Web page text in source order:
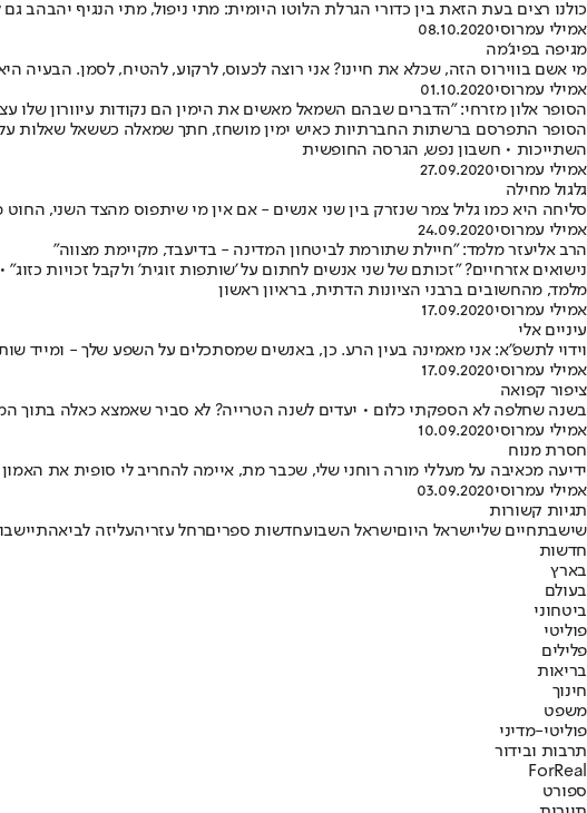
כולנו רצים בעת הזאת בין כדורי הגרלת הלוטו היומית: מתי ניפול, מתי הנגיף יהבהב גם
אמילי עמרוסי08.10.2020
מגיפה בפיג'מה
מי אשם בווירוס הזה, שכלא את חיינו? אני רוצה לכעוס, לרקוע, להטיח, לסמן. הבעיה
אמילי עמרוסי01.10.2020
הסופר אלון מזרחי: "הדברים שבהם השמאל מאשים את הימין הם נקודות עיוורון שלו
הסופר התפרסם ברשתות החברתיות כאיש ימין מושחז, חתך שמאלה כששאל שאלות על
השתייכות • חשבון נפש, הגרסה החופשית
אמילי עמרוסי27.09.2020
גלגול מחילה
סליחה היא כמו גליל צמר שנזרק בין שני אנשים - אם אין מי שיתפוס מהצד השני, החוט
אמילי עמרוסי24.09.2020
הרב אליעזר מלמד: "חיילת שתורמת לביטחון המדינה - בדיעבד, מקיימת מצווה"
נישואים אזרחיים? "זכותם של שני אנשים לחתום על 'שותפות זוגית' ולקבל זכויות
מלמד, מהחשובים ברבני הציונות הדתית, בראיון ראשון
אמילי עמרוסי17.09.2020
עיניים אלי
וידוי לתשפ"א: אני מאמינה בעין הרע. כן, באנשים שמסתכלים על השפע שלך - ומייד
אמילי עמרוסי17.09.2020
ציפור קפואה
בשנה שחלפה לא הספקתי כלום • יעדים לשנה הטרייה? לא סביר שאמצא כאלה בתוך
אמילי עמרוסי10.09.2020
חסרת מנוח
ידיעה מכאיבה על מעללי מורה רוחני שלי, שכבר מת, איימה להחריב לי סופית את האמון
אמילי עמרוסי03.09.2020
תגיות קשורות
שישבתחיים שליישראל היוםישראל השבועחדשות ספריםרחל עזריהעליזה לביא
חדשות
בארץ
בעולם
ביטחוני
פוליטי
פלילים
בריאות
חינוך
משפט
פוליטי-מדיני
תרבות ובידור
ForReal
ספורט